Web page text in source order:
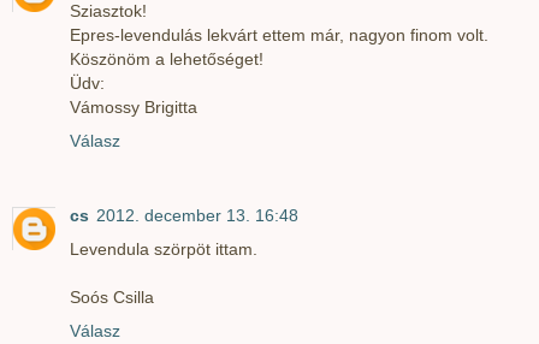
Sziasztok!
Epres-levendulás lekvárt ettem már, nagyon finom volt.
Köszönöm a lehetőséget!
Üdv:
Vámossy Brigitta
Válasz
cs 2012. december 13. 16:48
Levendula szörpöt ittam.
Soós Csilla
Válasz